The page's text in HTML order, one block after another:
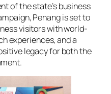
of the state’s business
Penang is set to
visitors with world-
experiences, and a
legacy for both the